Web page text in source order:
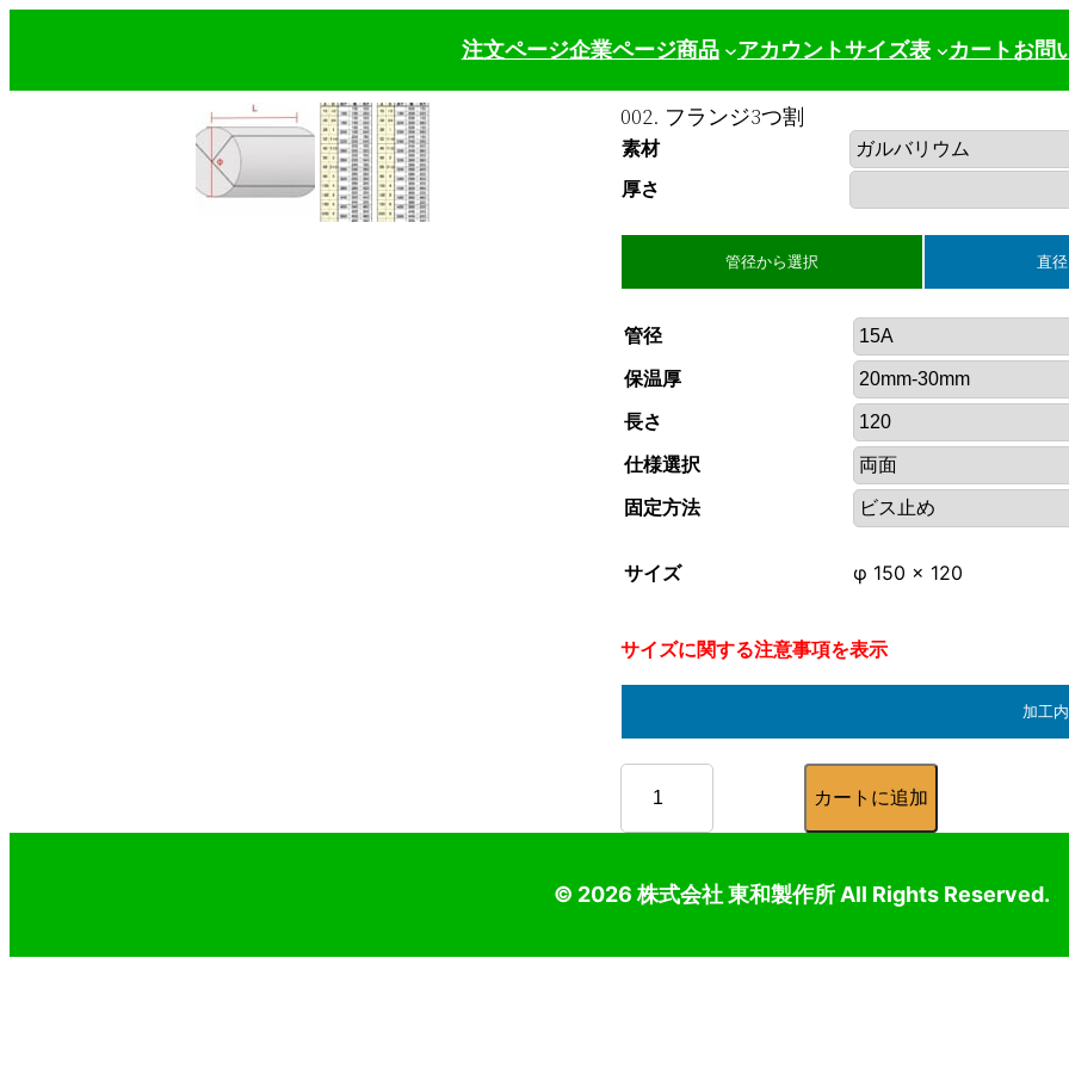
を
注文ページ企業ページ商品 アカウントサイズ表 カートお問
002. フランジ3つ割
素材
厚さ
管径から選択 直
管径
保温厚
長さ
仕様選択
固定方法
サイズ φ 150 × 120
サイズに関する注意事項を表示
加工
フラン
ジ3つ
カートに追加
© 2026株式会社 東和製作所 All Rights Reserved.